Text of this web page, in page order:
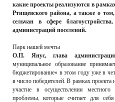
какие проекты реализуются в
Ртищевского района, а также о
сельчан в сфере
администраций поселений.
Парк нашей мечты
О.П. Янус, глава
муниципальное образование
бюджетирование» в этом году уже в
в число победителей. В рамках проекта
участие в осуществлении
проблемы, которые считает для